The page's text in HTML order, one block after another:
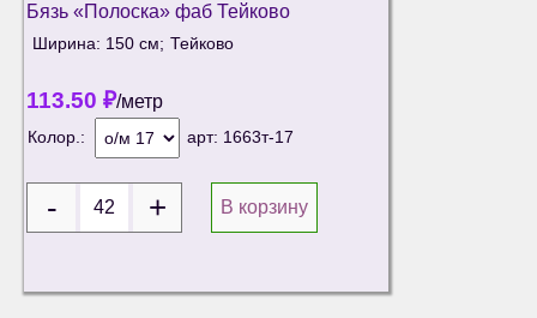
Бязь «Полоска» фаб Тейково
Ширина: 150 см; Тейково
113.50 ₽/метр
Колор.: арт: 1663т-17
В корзину